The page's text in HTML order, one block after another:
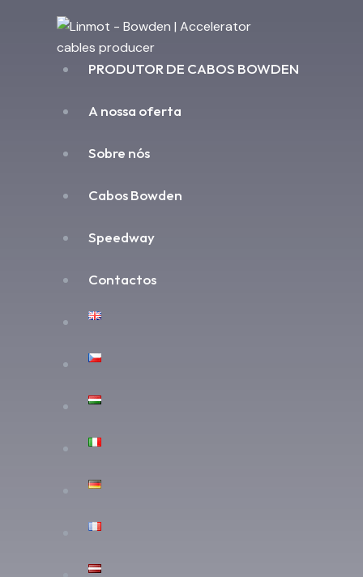
PRODUTOR DE CABOS BOWDEN
A nossa oferta
Sobre nós
Cabos Bowden
Speedway
Contactos